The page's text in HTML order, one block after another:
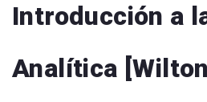
Introducción a
Analítica